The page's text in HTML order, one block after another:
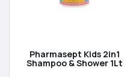
Pharmasept Kids 2in1
Shampoo & Shower 1Lt